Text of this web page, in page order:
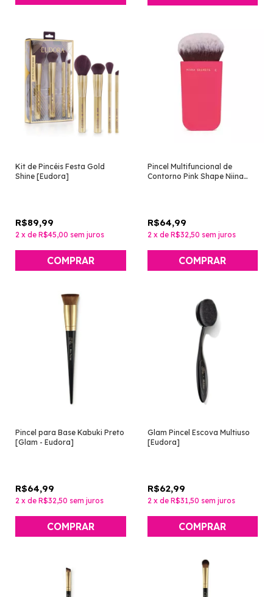
Kit de Pincéis Festa Gold
Shine [Eudora]
R$89,99
2 x de R$45,00 sem juros
Pincel Multifuncional de
Contorno Pink Shape Niina
R$64,99
2 x de R$32,50 sem juros
Pincel para Base Kabuki Preto
[Glam - Eudora]
R$64,99
2 x de R$32,50 sem juros
Glam Pincel Escova Multiuso
[Eudora]
R$62,99
2 x de R$31,50 sem juros